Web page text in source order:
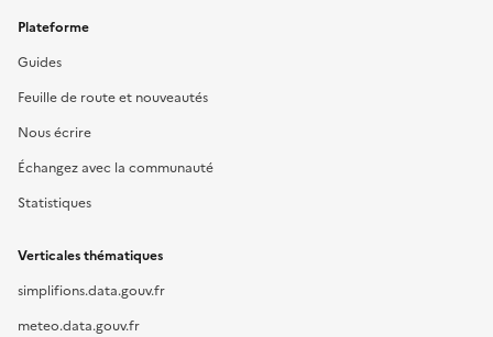
Plateforme
Guides
Feuille de route et nouveautés
Nous écrire
Échangez avec la communauté
Statistiques
Verticales thématiques
simplifions.data.gouv.fr
meteo.data.gouv.fr